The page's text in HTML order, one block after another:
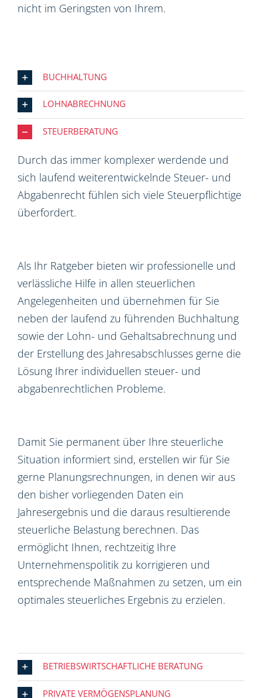
nicht im Geringsten von Ihrem.
BUCHHALTUNG
LOHNABRECHNUNG
STEUERBERATUNG
Durch das immer komplexer werdende und
sich laufend weiterentwickelnde Steuer- und
Abgabenrecht fühlen sich viele Steuerpflichtige
überfordert.
Als Ihr Ratgeber bieten wir professionelle und
verlässliche Hilfe in allen steuerlichen
Angelegenheiten und übernehmen für Sie
neben der laufend zu führenden Buchhaltung
sowie der Lohn- und Gehaltsabrechnung und
der Erstellung des Jahresabschlusses gerne die
Lösung Ihrer individuellen steuer- und
abgabenrechtlichen Probleme.
Damit Sie permanent über Ihre steuerliche
Situation informiert sind, erstellen wir für Sie
gerne Planungsrechnungen, in denen wir aus
den bisher vorliegenden Daten ein
Jahresergebnis und die daraus resultierende
steuerliche Belastung berechnen. Das
ermöglicht Ihnen, rechtzeitig Ihre
Unternehmenspolitik zu korrigieren und
entsprechende Maßnahmen zu setzen, um ein
optimales steuerliches Ergebnis zu erzielen.
BETRIEBSWIRTSCHAFTLICHE BERATUNG
PRIVATE VERMÖGENSPLANUNG